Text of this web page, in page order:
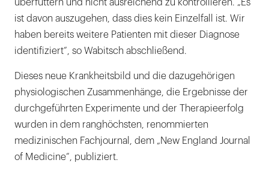
überfüttern und nicht ausreichend zu kontrollieren. „Es
ist davon auszugehen, dass dies kein Einzelfall ist. Wir
haben bereits weitere Patienten mit dieser Diagnose
identifiziert“, so Wabitsch abschließend.
Dieses neue Krankheitsbild und die dazugehörigen
physiologischen Zusammenhänge, die Ergebnisse der
durchgeführten Experimente und der Therapieerfolg
wurden in dem ranghöchsten, renommierten
medizinischen Fachjournal, dem „New England Journal
of Medicine“, publiziert.